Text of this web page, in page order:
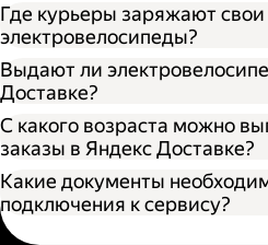
Где курьеры заряжают свои
электровелосипеды?
Выдают ли
Доставке?
С какого возраста можно
заказы в Яндекс Доставке?
Какие документы
подключения к сервису?